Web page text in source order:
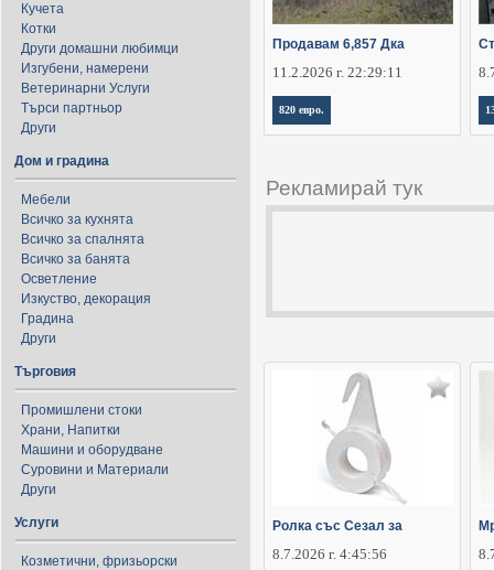
Кучета
Котки
Други домашни любимци
Изгубени, намерени
Ветеринарни Услуги
Търси партньор
Други
Дом и градина
Мебели
Всичко за кухнята
Всичко за спалнята
Всичко за банята
Осветление
Изкуство, декорация
Градина
Други
Търговия
Промишлени стоки
Храни, Напитки
Машини и оборудване
Суровини и Материали
Други
Услуги
Козметични, фризьорски
Продавам 6,857 Дка
11.2.2026 г. 22:29:11
820 евро.
Рекламирай тук
Ролка със Сезал за
8.7.2026 г. 4:45:56